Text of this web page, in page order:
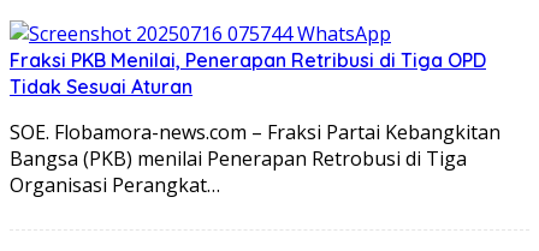
Fraksi PKB Menilai, Penerapan Retribusi di Tiga OPD
Tidak Sesuai Aturan
SOE. Flobamora-news.com – Fraksi Partai Kebangkitan
Bangsa (PKB) menilai Penerapan Retrobusi di Tiga
Organisasi Perangkat…